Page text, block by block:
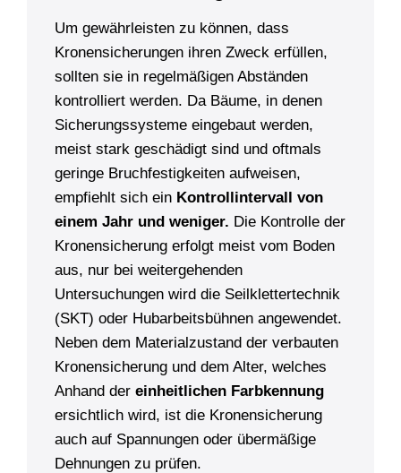
Um gewährleisten zu können, dass
Kronensicherungen ihren Zweck erfüllen,
sollten sie in regelmäßigen Abständen
kontrolliert werden. Da Bäume, in denen
Sicherungssysteme eingebaut werden,
meist stark geschädigt sind und oftmals
geringe Bruchfestigkeiten aufweisen,
empfiehlt sich ein Kontrollintervall von
einem Jahr und weniger. Die Kontrolle der
Kronensicherung erfolgt meist vom Boden
aus, nur bei weitergehenden
Untersuchungen wird die Seilklettertechnik
(SKT) oder Hubarbeitsbühnen angewendet.
Neben dem Materialzustand der verbauten
Kronensicherung und dem Alter, welches
Anhand dereinheitlichen Farbkennung
ersichtlich wird, ist die Kronensicherung
auch auf Spannungen oder übermäßige
Dehnungen zu prüfen.